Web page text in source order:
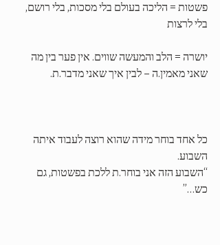
פשטות = הליכה בעולם בלי מסכות, בלי רושם,
בלי לרצות
יושרה = הלב והמעשה שווים. אין פער בין מה
שאני מאמין.ה – לבין איך שאני מדבר.ת.
כל אחד בוחר מידה שהוא רוצה לעבוד איתה
השבוע.
“השבוע הזה אני בוחר.ת ללכת בפשטות, גם
כש…”